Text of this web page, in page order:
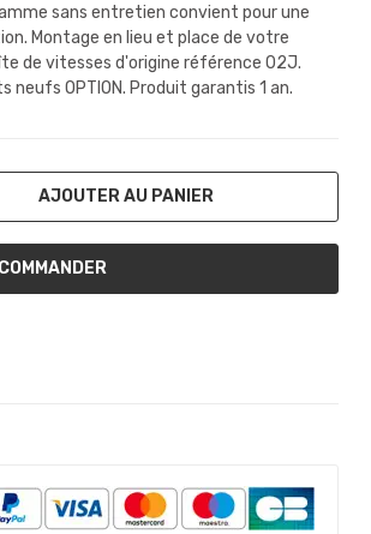
sans entretien convient pour une
Montage en lieu et place de votre
de vitesses d'origine référence 02J.
neufs OPTION. Produit garantis 1 an.
AJOUTER AU PANIER
COMMANDER